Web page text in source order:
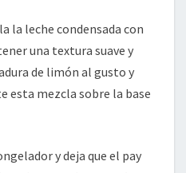
la leche condensada con
una textura suave y
de limón al gusto y
esta mezcla sobre la base
y deja que el pay